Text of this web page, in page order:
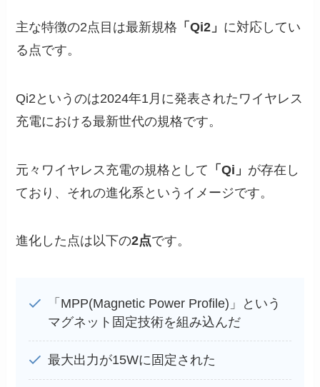
主な特徴の2点目は最新規格 「Qi2」 に対応してい
る点です。
Qi2というのは2024年1月に発表されたワイヤレス
充電における最新世代の規格です。
元々ワイヤレス充電の規格として 「Qi」 が存在し
ており、それの進化系というイメージです。
進化した点は以下の2点です。
「MPP(Magnetic Power Profile)」という
マグネット固定技術を組み込んだ
最大出力が15Wに固定された